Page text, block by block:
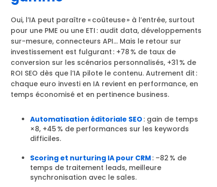
Oui, l’IA peut paraître « coûteuse » à l’entrée, surtout
pour une PME ou une ETI : audit data, développements
sur-mesure, connecteurs API… Mais le retour sur
investissement est fulgurant : +78 % de taux de
conversion sur les scénarios personnalisés, +31 % de
ROI SEO dès que l’IA pilote le contenu. Autrement dit :
chaque euro investi en IA revient en performance, en
temps économisé et en pertinence business.
Automatisation éditoriale SEO : gain de temps
×8, +45 % de performances sur les keywords
difficiles.
Scoring et nurturing IA pour CRM : –82 % de
temps de traitement leads, meilleure
synchronisation avec le sales.